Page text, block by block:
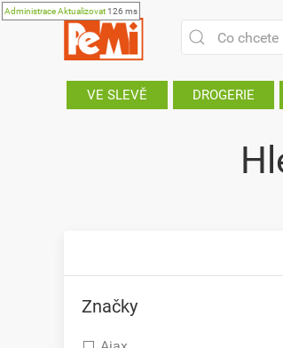
AdministraceAktualizovat126 ms
VE SLEVĚ DROGERIE
Značky